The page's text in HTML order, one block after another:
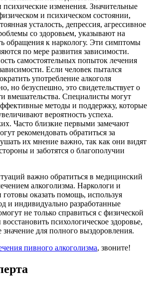
изменения. Значительные
и психическом состоянии,
усталость, депрессия, агрессивное
со здоровьем, указывают на
обращения к наркологу. Эти симптомы
по мере развития зависимости.
самостоятельных попыток лечения
Если человек пытался
употребление алкоголя
но безуспешно, это свидетельствует о
вмешательства. Специалисты могут
методы и поддержку, которые
вероятность успеха.
Часто близкие первыми замечают
рекомендовать обратиться за
их мнение важно, так как они видят
и заботятся о благополучии
важно обратиться в медицинский
алкоголизма. Наркологи и
оказать помощь, используя
и индивидуально разработанные
не только справиться с физической
психологическое здоровье,
значение для полного выздоровления.
пивного алкоголизма, звоните!